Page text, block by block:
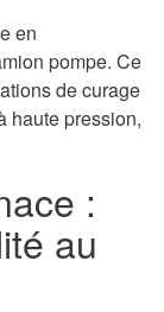
en
pompe. Ce
de curage
haute pression,
:
au